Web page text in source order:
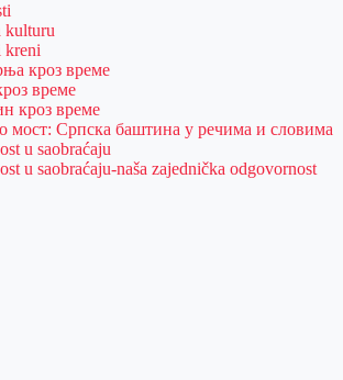
kulturu
kreni
кроз време
време
кроз време
мост: Српска баштина у речима и словима
u saobraćaju
u saobraćaju-naša zajednička odgovornost